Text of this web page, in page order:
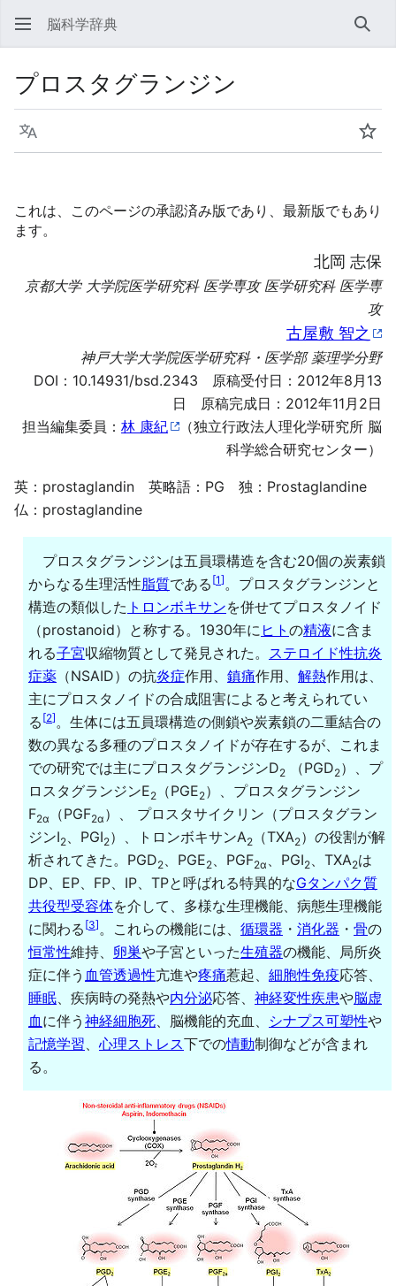
脳科学辞典 検索
プロスタグランジン
言語 ウ
これは、このページの承認済み版であり、最新版でもあり
ます。
北岡 志保
京都大学 大学院医学研究科 医学専攻 医学研究科 医学専
攻
古屋敷 智之
神戸大学大学院医学研究科・医学部 薬理学分野
DOI： 10.14931/bsd.2343 原稿受付日：2012年8月13
日 原稿完成日：2012年11月2日
担当編集委員： 林 康紀
（独立行政法人理化学研究所 脳
科学総合研究センター）
英：prostaglandin 英略語：PG 独：Prostaglandine
仏：prostaglandine
プロスタグランジンは五員環構造を含む20個の炭素鎖
からなる生理活性脂質である [1]。プロスタグランジンと
構造の類似した トロンボキサンを併せてプロスタノイド
（prostanoid）と称する。1930年に ヒト の精液に含ま
れる子宮収縮物質として発見された。 ステロイド性抗炎
症薬 （NSAID）の抗炎症作用、 鎮痛作用、 解熱作用は、
主にプロスタノイドの合成阻害によると考えられてい
る [2]。生体には五員環構造の側鎖や炭素鎖の二重結合の
数の異なる多種のプロスタノイドが存在するが、これま
での研究では主にプロスタグランジンD2 （PGD2）、プ
ロスタグランジンE2 （PGE2）、プロスタグランジン
F2α （PGF2α ）、 プロスタサイクリン（プロスタグラン
ジンI2、PGI2）、トロンボキサンA2 （TXA2）の役割が解
析されてきた。PGD2、PGE2、PGF2α 、PGI2、TXA2は
DP、EP、FP、IP、TPと呼ばれる特異的なGタンパク質
共役型受容体を介して、多様な生理機能、病態生理機能
に関わる [3]。これらの機能には、 循環器 ・ 消化器 ・ 骨の
恒常性維持、 卵巣や子宮といった生殖器の機能、局所炎
症に伴う 血管透過性亢進や疼痛惹起、 細胞性免疫応答、
睡眠、疾病時の発熱や内分泌応答、 神経変性疾患や脳虚
血 に伴う 神経細胞死、脳機能的充血、 シナプス可塑性や
記憶学習、 心理ストレス下での情動制御などが含まれ
る。